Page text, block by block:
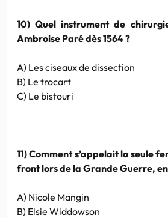
10) Quel instrument de
Ambroise Paré dès 1564 ?
A) Les ciseaux de dissection
B) Le trocart
C) Le bistouri
11) Comment s’appelait la seule
front lors de la Grande Guerre,
A) Nicole Mangin
B) Elsie Widdowson